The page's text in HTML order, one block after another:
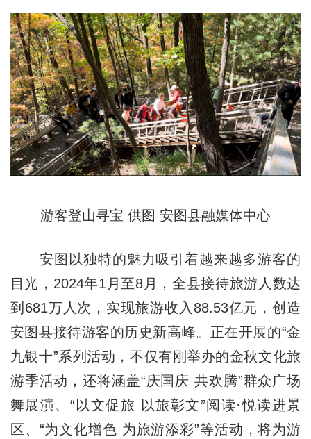
游客登山寻宝 供图 安图县融媒体中心
安图以独特的魅力吸引着越来越多游客的
目光，2024年1月至8月，全县接待旅游人数达
到681万人次，实现旅游收入88.53亿元，创造
安图县接待游客的历史新高峰。正在开展的“金
九银十”系列活动，不仅有刚举办的金秋文化旅
游季活动，还将涵盖“庆国庆 共欢腾”群众广场
舞展演、“以文促旅 以旅彰文”阅读·悦读进景
区、“为文化增色 为旅游添彩”等活动，将为游